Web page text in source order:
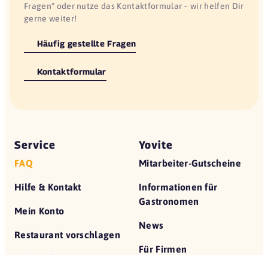
Fragen" oder nutze das Kontaktformular – wir helfen Dir
gerne weiter!
Häufig gestellte Fragen
Kontaktformular
Service
FAQ
Hilfe & Kontakt
Mein Konto
Restaurant vorschlagen
Yovite
Mitarbeiter-Gutscheine
Informationen für
Gastronomen
News
Für Firmen